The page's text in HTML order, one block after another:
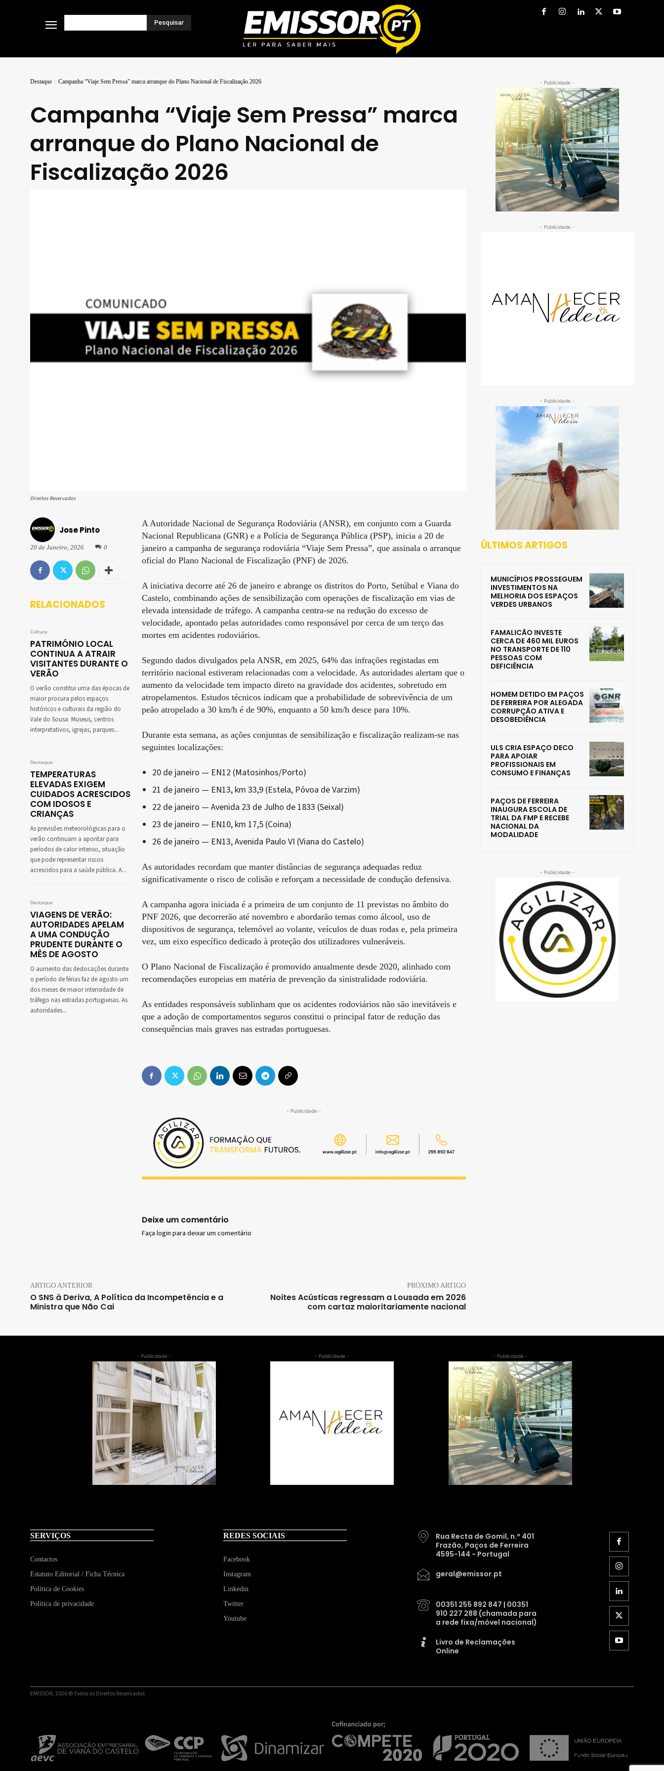
Pesquisar
Destaque Campanha “Viaje Sem Pressa” marca arranque do Plano Nacional de Fiscalização 2026
Campanha “Viaje Sem Pressa” marca
arranque do Plano Nacional de
Fiscalização 2026
Direitos Reservados
Jose Pinto
20 de Janeiro, 2026 0
RELACIONADOS
Cultura
PATRIMÓNIO LOCAL
CONTINUA A ATRAIR
VISITANTES DURANTE O
VERÃO
O verão constitui uma das épocas de
maior procura pelos espaços
históricos e culturais da região do
Vale do Sousa. Museus, centros
interpretativos, igrejas, parques...
Destaque
TEMPERATURAS
ELEVADAS EXIGEM
CUIDADOS ACRESCIDOS
COM IDOSOS E
CRIANÇAS
As previsões meteorológicas para o
verão continuam a apontar para
períodos de calor intenso, situação
que pode representar riscos
acrescidos para a saúde pública. A...
Destaque
VIAGENS DE VERÃO:
AUTORIDADES APELAM
A UMA CONDUÇÃO
PRUDENTE DURANTE O
MÊS DE AGOSTO
O aumento das deslocações durante
o período de férias faz de agosto um
dos meses de maior intensidade de
tráfego nas estradas portuguesas. As
autoridades...
A Autoridade Nacional de Segurança Rodoviária (ANSR), em conjunto com a Guarda
Nacional Republicana (GNR) e a Polícia de Segurança Pública (PSP), inicia a 20 de
janeiro a campanha de segurança rodoviária “Viaje Sem Pressa”, que assinala o arranque
oficial do Plano Nacional de Fiscalização (PNF) de 2026.
A iniciativa decorre até 26 de janeiro e abrange os distritos do Porto, Setúbal e Viana do
Castelo, combinando ações de sensibilização com operações de fiscalização em vias de
elevada intensidade de tráfego. A campanha centra-se na redução do excesso de
velocidade, apontado pelas autoridades como responsável por cerca de um terço das
mortes em acidentes rodoviários.
Segundo dados divulgados pela ANSR, em 2025, 64% das infrações registadas em
território nacional estiveram relacionadas com a velocidade. As autoridades alertam que o
aumento da velocidade tem impacto direto na gravidade dos acidentes, sobretudo em
atropelamentos. Estudos técnicos indicam que a probabilidade de sobrevivência de um
peão atropelado a 30 km/h é de 90%, enquanto a 50 km/h desce para 10%.
Durante esta semana, as ações conjuntas de sensibilização e fiscalização realizam-se nas
seguintes localizações:
20 de janeiro — EN12 (Matosinhos/Porto)
21 de janeiro — EN13, km 33,9 (Estela, Póvoa de Varzim)
22 de janeiro — Avenida 23 de Julho de 1833 (Seixal)
23 de janeiro — EN10, km 17,5 (Coina)
26 de janeiro — EN13, Avenida Paulo VI (Viana do Castelo)
As autoridades recordam que manter distâncias de segurança adequadas reduz
significativamente o risco de colisão e reforçam a necessidade de condução defensiva.
A campanha agora iniciada é a primeira de um conjunto de 11 previstas no âmbito do
PNF 2026, que decorrerão até novembro e abordarão temas como álcool, uso de
dispositivos de segurança, telemóvel ao volante, veículos de duas rodas e, pela primeira
vez, um eixo específico dedicado à proteção dos utilizadores vulneráveis.
O Plano Nacional de Fiscalização é promovido anualmente desde 2020, alinhado com
recomendações europeias em matéria de prevenção da sinistralidade rodoviária.
As entidades responsáveis sublinham que os acidentes rodoviários não são inevitáveis e
que a adoção de comportamentos seguros constitui o principal fator de redução das
consequências mais graves nas estradas portuguesas.
- Publicidade -
Deixe um comentário
Faça login para deixar um comentário
ARTIGO ANTERIOR
O SNS à Deriva, A Política da Incompetência e a
Ministra que Não Cai
PRÓXIMO ARTIGO
Noites Acústicas regressam a Lousada em 2026
com cartaz maioritariamente nacional
- Publicidade -
- Publicidade -
- Publicidade -
ÚLTIMOS ARTIGOS
MUNICÍPIOS PROSSEGUEM
INVESTIMENTOS NA
MELHORIA DOS ESPAÇOS
VERDES URBANOS
FAMALICÃO INVESTE
CERCA DE 460 MIL EUROS
NO TRANSPORTE DE 110
PESSOAS COM
DEFICIÊNCIA
HOMEM DETIDO EM PAÇOS
DE FERREIRA POR ALEGADA
CORRUPÇÃO ATIVA E
DESOBEDIÊNCIA
ULS CRIA ESPAÇO DECO
PARA APOIAR
PROFISSIONAIS EM
CONSUMO E FINANÇAS
PAÇOS DE FERREIRA
INAUGURA ESCOLA DE
TRIAL DA FMP E RECEBE
NACIONAL DA
MODALIDADE
- Publicidade -
- Publicidade - - Publicidade - - Publicidade -
SERVIÇOS
Contactos
Estatuto Editorial / Ficha Técnica
Política de Cookies
Política de privacidade
REDES SOCIAIS
Facebook
Instagram
Linkedin
Twitter
Youtube
Rua Recta de Gomil, n.º 401
Frazão, Paços de Ferreira
4595-144 - Portugal
geral@emissor.pt
00351 255 892 847 | 00351
910 227 288 (chamada para
a rede fixa/móvel nacional)
Livro de Reclamações
Online
EMISSOR, 2026 © Todos os Direitos Reservados